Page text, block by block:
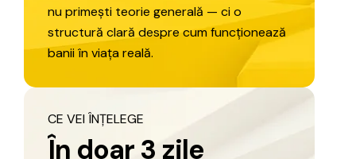
nu primești teorie generală — ci o
structură clară desprecum funcționează
banii în viața reală.
CE VEI ÎNȚELEGE
În doar 3 zile